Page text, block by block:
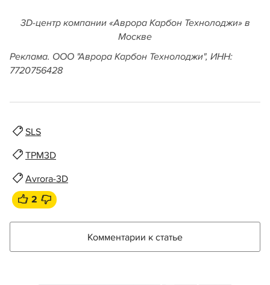
3D-центр компании «Аврора Карбон Технолоджи» в
Москве
Реклама. ООО "Аврора Карбон Технолоджи", ИНН:
7720756428
SLS
TPM3D
Avrora-3D
2
Комментарии к статье